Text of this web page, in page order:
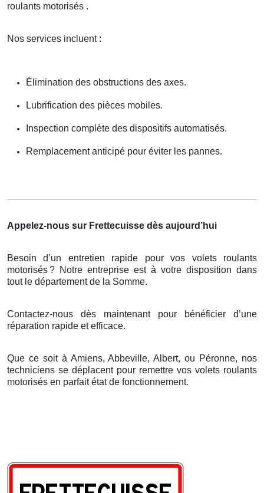
roulants motorisés .
Nos services incluent :
Élimination des obstructions des axes.
Lubrification des pièces mobiles.
Inspection complète des dispositifs automatisés.
Remplacement anticipé pour éviter les pannes.
Appelez-nous sur Frettecuisse dès aujourd’hui
Besoin d’un entretien rapide pour vos volets roulants
motorisés? Notre entreprise est à votre disposition dans
tout le département de la Somme.
Contactez-nous dès maintenant pour bénéficier d’une
réparation rapide et efficace.
Que ce soit à Amiens, Abbeville, Albert, ou Péronne, nos
techniciens se déplacent pour remettre vos volets roulants
motorisés en parfait état de fonctionnement.